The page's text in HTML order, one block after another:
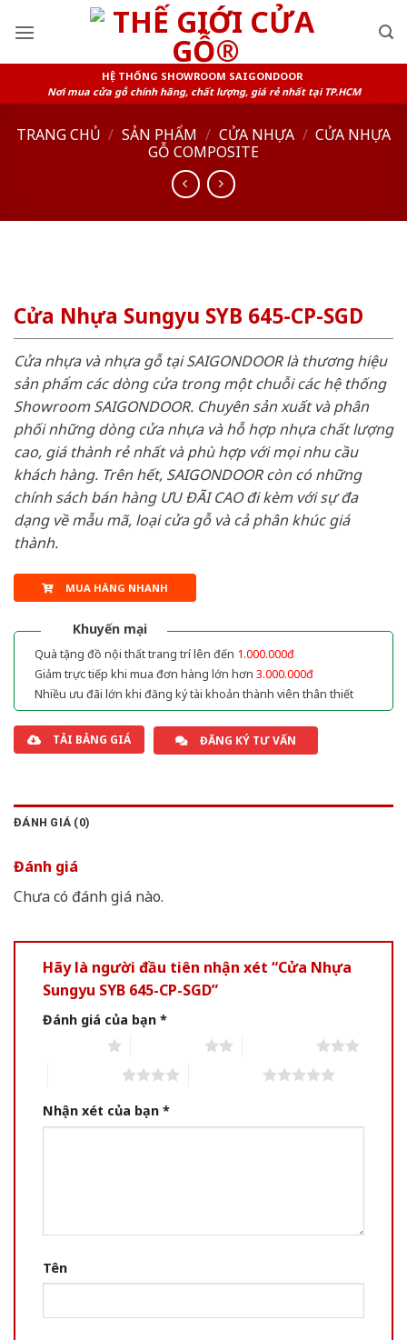
HỆ THỐNG SHOWROOM SAIGONDOOR
Nơi mua cửa gỗ chính hãng, chất lượng, giá rẻ nhất tại TP.HCM
TRANG CHỦ / SẢN PHẨM / CỬA NHỰA / CỬA NHỰA
GỖ COMPOSITE
Cửa Nhựa Sungyu SYB 645-CP-SGD
Cửa nhựa và nhựa gỗ tại SAIGONDOOR là thương hiệu
sản phẩm các dòng cửa trong một chuỗi các hệ thống
Showroom SAIGONDOOR. Chuyên sản xuất và phân
phối những dòng cửa nhựa và hỗ hợp nhựa chất lượng
cao, giá thành rẻ nhất và phù hợp với mọi nhu cầu
khách hàng. Trên hết, SAIGONDOOR còn có những
chính sách bán hàng ƯU ĐÃI CAO đi kèm với sự đa
dạng về mẫu mã, loại cửa gỗ và cả phân khúc giá
thành.
MUA HÀNG NHANH
Khuyến mại
Quà tặng đồ nội thất trang trí lên đến 1.000.000đ
Giảm trực tiếp khi mua đơn hàng lớn hơn 3.000.000đ
Nhiều ưu đãi lớn khi đăng ký tài khoản thành viên thân thiết
TẢI BẢNG GIÁ ĐĂNG KÝ TƯ VẤN
ĐÁNH GIÁ (0)
Đánh giá
Chưa có đánh giá nào.
Hãy là người đầu tiên nhận xét “Cửa Nhựa
Sungyu SYB 645-CP-SGD”
Đánh giá của bạn *
Nhận xét của bạn *
Tên